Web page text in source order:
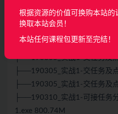
├──190302_实战1-接任务分
├──190305_实战1-交任务及
├──190305_实战1-交任务及
├──190305_实战1-交任务及
├──190305_实战1-交任务及
├──190310_实战1-可接任务
1.exe 800.74M
根据资源的价值可换购本站的
换取本站会员！
本站任何课程包更新至完结！